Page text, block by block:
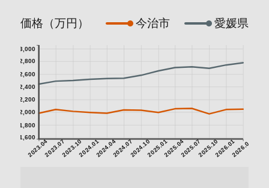
価格（万円） 今治市 愛媛県
2023.042023.072023.102024.012024.042024.072024.102025.012025.042025.072025.102026.012026.04
1,600
1,800
2,000
2,200
2,400
2,600
2,800
3,000